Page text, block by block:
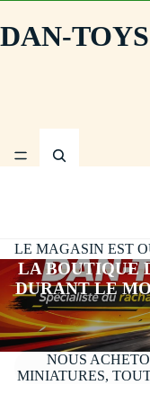
DAN-TOYS
LE MAGASIN EST
LA BOUTIQUE
DURANT LE
NOUS
MINIATURES,